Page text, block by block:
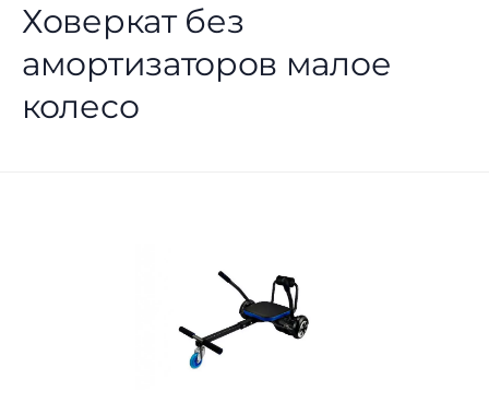
Ховеркат без
амортизаторов малое
колесо